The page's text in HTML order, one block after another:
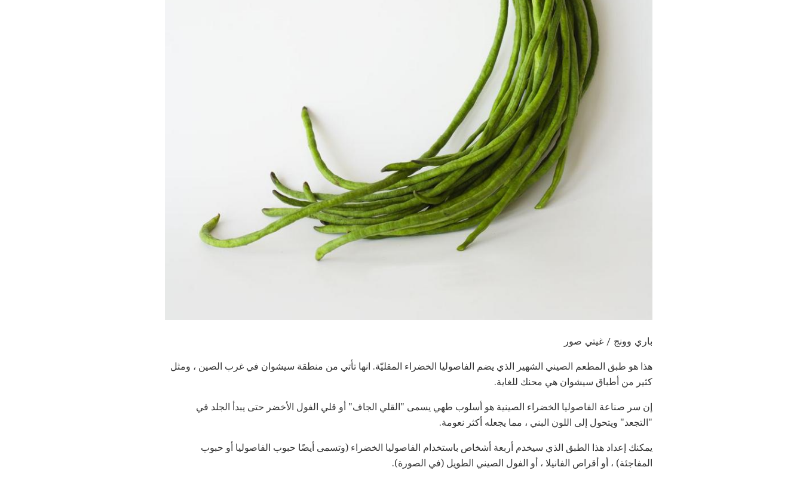
باري وونج / غيتي صور
هذا هو طبق المطعم الصيني الشهير الذي يضم الفاصوليا الخضراء المقليّة. انها تأتي من منطقة سيشوان في غرب الصين ، ومثل
كثير من أطباق سيشوان هي محنك للغاية.
إن سر صناعة الفاصوليا الخضراء الصينية هو أسلوب طهي يسمى "القلي الجاف" أو قلي الفول الأخضر حتى يبدأ الجلد في
"التجعد" ويتحول إلى اللون البني ، مما يجعله أكثر نعومة.
يمكنك إعداد هذا الطبق الذي سيخدم أربعة أشخاص باستخدام الفاصوليا الخضراء (وتسمى أيضًا حبوب الفاصوليا أو حبوب
المفاجئة) ، أو أقراص الفانيلا ، أو الفول الصيني الطويل (في الصورة).